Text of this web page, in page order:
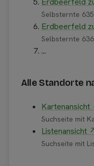
Selbsternte
Erdbeerfeld
Selbsternte
...
Alle Standorte
Kartenansicht
Suchseite mit
Listenansicht
Suchseite mit